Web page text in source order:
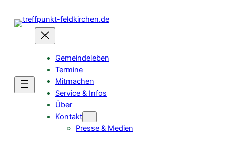
Inhalt
Gemeindeleben
Termine
Mitmachen
Service & Infos
Über
Kontakt
Presse & Medien